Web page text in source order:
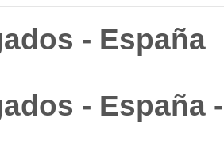
- España
- España